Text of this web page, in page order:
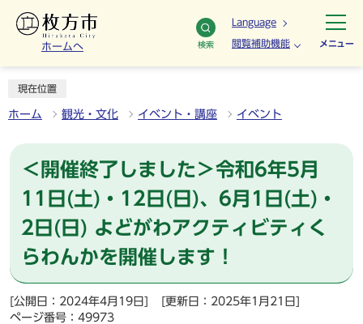
ホームへ 検索
Language
閲覧補助機能 メニュー
現在位置
ホーム 観光・文化 イベント・講座 イベント
＜開催終了しました＞令和6年5月
11日(土)・12日(日)、6月1日(土)・
2日(日) よどがわアクティビティく
らわんかを開催します！
[公開日：2024年4月19日]
[更新日：2025年1月21日]
ページ番号：49973